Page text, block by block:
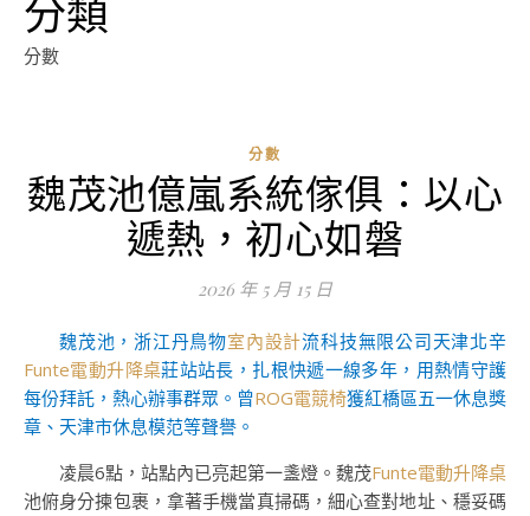
分類
分數
分數
魏茂池億嵐系統傢俱：以心
遞熱，初心如磐
2026 年 5 月 15 日
魏茂池，浙江丹鳥物室內設計流科技無限公司天津北辛
Funte電動升降桌莊站站長，扎根快遞一線多年，用熱情守護
每份拜託，熱心辦事群眾。曾ROG電競椅獲紅橋區五一休息獎
章、天津市休息模范等聲譽。
凌晨6點，站點內已亮起第一盞燈。魏茂Funte電動升降桌
池俯身分揀包裹，拿著手機當真掃碼，細心查對地址、穩妥碼